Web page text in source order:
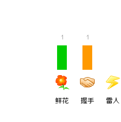
1
鲜花
1
握手 雷人